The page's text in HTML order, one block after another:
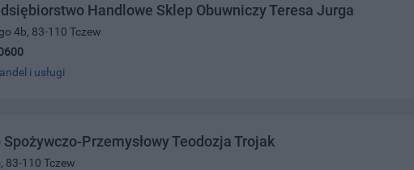
Handlowe Sklep Obuwniczy Teresa Jurga
4b, 83-110 Tczew
i usługi
Spożywczo-Przemysłowy Teodozja Trojak
83-110 Tczew